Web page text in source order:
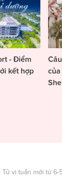
- Điểm
kết hợp
của
Tử vi tuần mới từ 6-